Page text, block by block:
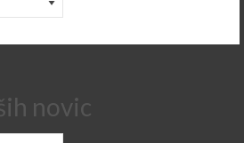
novic